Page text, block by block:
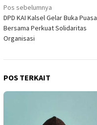
Navigasi
pos
Pos sebelumnya
DPD KAI Kalsel Gelar Buka Puasa
Bersama Perkuat Solidaritas
Organisasi
POS TERKAIT